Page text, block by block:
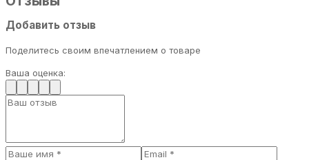
Добавить отзыв
Поделитесь своим впечатлением о товаре
Ваша оценка: